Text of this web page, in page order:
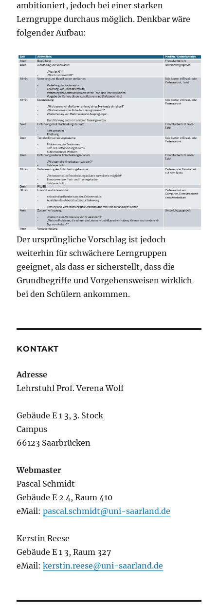
ambitioniert, jedoch bei einer starken
Lerngruppe durchaus möglich. Denkbar wäre
folgender Aufbau:
Der ursprüngliche Vorschlag ist jedoch
weiterhin für schwächere Lerngruppen
geeignet, als dass er sicherstellt, dass die
Grundbegriffe und Vorgehensweisen wirklich
bei den Schülern ankommen.
KONTAKT
Adresse
Lehrstuhl Prof. Verena Wolf
Gebäude E 1 3, 3. Stock
Campus
66123 Saarbrücken
Webmaster
Pascal Schmidt
Gebäude E 2 4, Raum 410
eMail:pascal.schmidt@uni-saarland.de
Kerstin Reese
Gebäude E 1 3, Raum 327
eMail:kerstin.reese@uni-saarland.de